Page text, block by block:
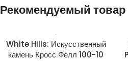
Рекомендуемый товар
White Hills: Искусственный
камень Кросс Фелл 100-10